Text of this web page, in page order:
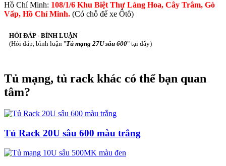
Hồ Chí Minh: 108/1/6 Khu Biệt Thự Làng Hoa, Cây Trâm, Gò
Vấp, Hồ Chí Minh. (Có chỗ để xe Ôtô)
HỎI ĐÁP - BÌNH LUẬN
(Hỏi đáp, bình luận "Tủ mạng 27U sâu 600" tại đây)
Tủ mạng, tủ rack khác có thể bạn quan
tâm?
Tủ Rack 20U sâu 600 màu trắng